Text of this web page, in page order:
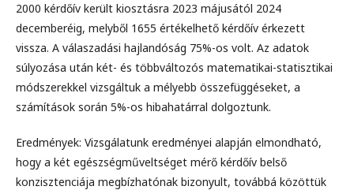
2000 kérdőív került kiosztásra 2023 májusától 2024
decemberéig, melyből 1655 értékelhető kérdőív érkezett
vissza. A válaszadási hajlandóság 75%-os volt. Az adatok
súlyozása után két- és többváltozós matematikai-statisztikai
módszerekkel vizsgáltuk a mélyebb összefüggéseket, a
számítások során 5%-os hibahatárral dolgoztunk.
Eredmények: Vizsgálatunk eredményei alapján elmondható,
hogy a két egészségműveltséget mérő kérdőív belső
konzisztenciája megbízhatónak bizonyult, továbbá közöttük